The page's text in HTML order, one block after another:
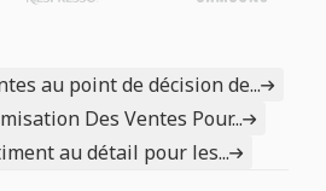
au point de décision de...
Des Ventes Pour...
au détail pour les...